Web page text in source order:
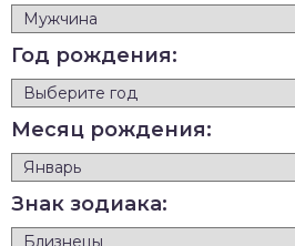
Год рождения:
Месяц рождения:
Знак зодиака: